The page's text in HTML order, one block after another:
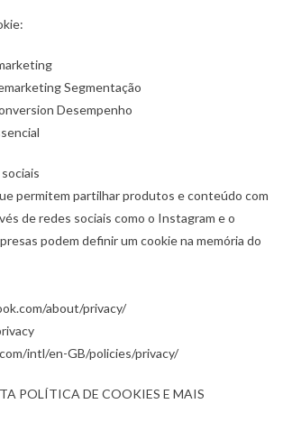
Segmentação
Desempenho
permitem partilhar produtos e conteúdo com
de redes sociais como o Instagram e o
podem definir um cookie na memória do
about/privacy/
intl/en-GB/policies/privacy/
POLÍTICA DE COOKIES E MAIS